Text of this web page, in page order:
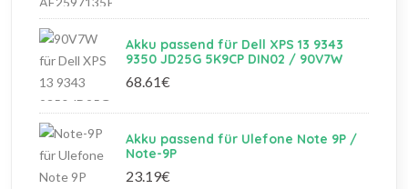
Akku passend für Dell XPS 13 9343
9350 JD25G 5K9CP DIN02 / 90V7W
68.61€
Akku passend für Ulefone Note 9P /
Note-9P
23.19€